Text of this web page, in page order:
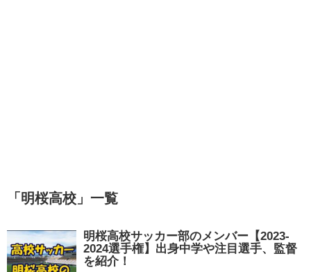
「 明桜高校 」 一覧
明桜高校サッカー部のメンバー【2023-
2024選手権】出身中学や注目選手、監督
を紹介！